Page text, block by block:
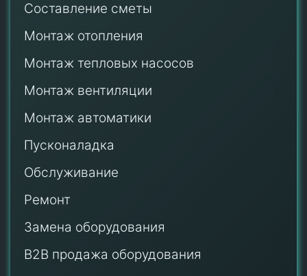
Составление сметы
Монтаж отопления
Монтаж тепловых насосов
Монтаж вентиляции
Монтаж автоматики
Пусконаладка
Обслуживание
Ремонт
Замена оборудования
B2B продажа оборудования